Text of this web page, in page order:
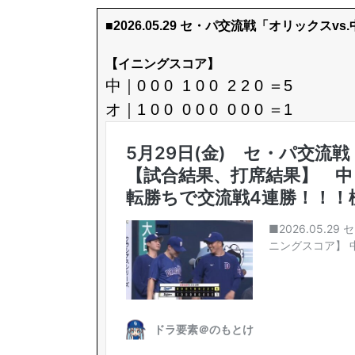
■2026.05.29 セ・パ交流戦「オリックスvs.
【イニングスコア】
中｜0 0 0 1 0 0 2 2 0 ＝5
オ｜1 0 0 0 0 0 0 0 0 ＝1